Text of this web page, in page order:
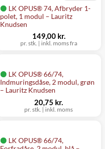
LK OPUS® 74, Afbryder 1-
polet, 1 modul – Lauritz
Knudsen
pr. stk. | inkl. moms fra
149,00 kr.
LK OPUS® 66/74,
Indmuringsdåse, 2 modul, grøn
– Lauritz Knudsen
pr. stk. | inkl. moms
20,75 kr.
LK OPUS® 66/74,